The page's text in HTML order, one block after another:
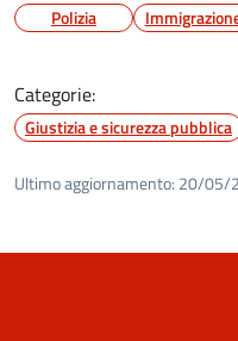
Polizia
Categorie:
Giustizia e sicurezza pubblica
Ultimo aggiornamento: 20/05/